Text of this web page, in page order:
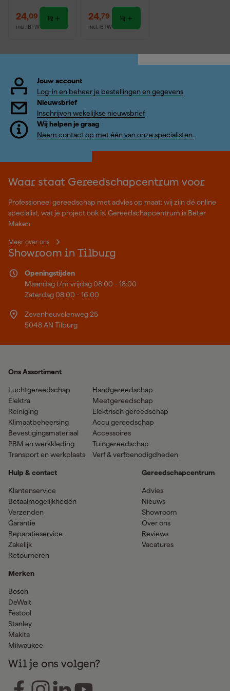
24,09
incl. BTW
24,79
incl. BTW
Jouw account
Log-in en beheer je bestellingen en gegevens
Nieuwsbrief
Inschrijven wekelijkse nieuwsbrief
Wij helpen je graag
Neem contact op met één van onze specialisten.
Waar staat Gereedschapcentrum voor
Professioneel gereedschap met advies op maat: wij zijn dé online
specialist, wat je project ook is. Gereedschapcentrum is Beter
Maken.
Meer over ons
Showroom in Tilburg
Openingstijden
Maandag t/m vrijdag 08:00 - 18:00
Zaterdag 08:00 - 16:00
Zevenheuvelenweg 25
5048 AN Tilburg
Ons Assortiment
Luchtgereedschap
Elektra
Reiniging
Klimaatbeheersing
Bevestigingsmateriaal
PBM en werkkleding
Transport en werkplaats
Handgereedschap
Meetgereedschap
Elektrisch gereedschap
Accu gereedschap
Accessoires
Tuingereedschap
Verf & verfbenodigdheden
Hulp & contact
Klantenservice
Betaalmogelijkheden
Verzenden
Garantie
Reparatieservice
Zakelijk
Retourneren
Merken
Bosch
DeWalt
Festool
Stanley
Makita
Milwaukee
Gereedschapcentrum
Advies
Nieuws
Showroom
Over ons
Reviews
Vacatures
Wil je ons volgen?